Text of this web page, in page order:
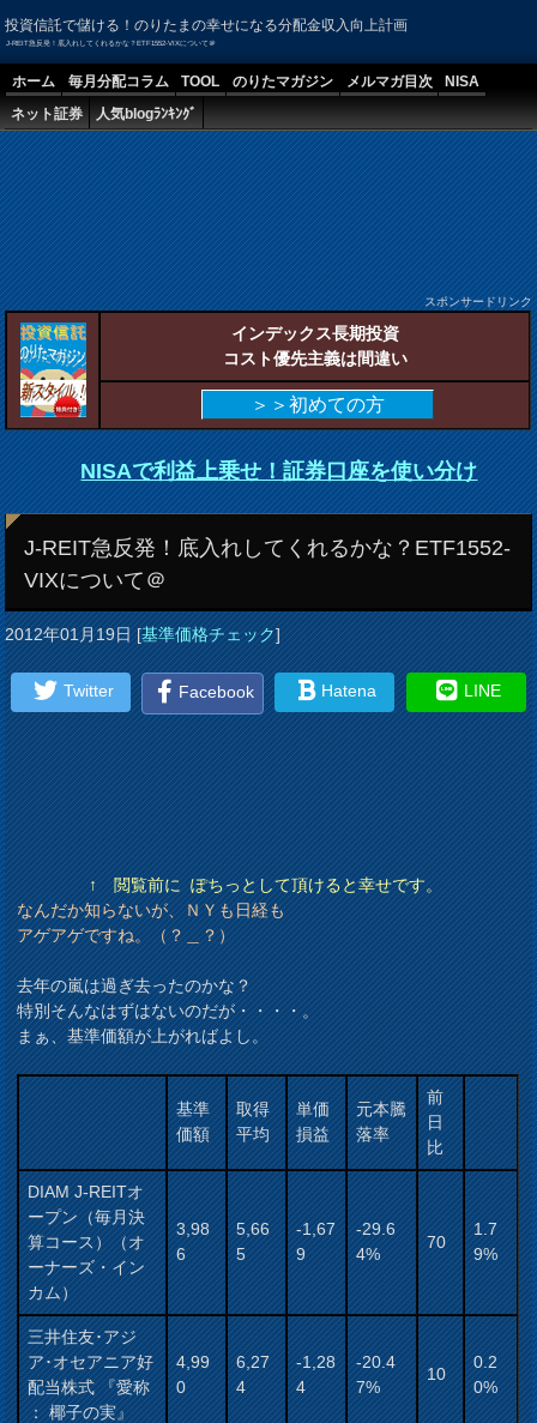
投資信託で儲ける！のりたまの幸せになる分配金収入向上計画
J-REIT急反発！底入れしてくれるかな？ETF1552-VIXについて＠
ホーム 毎月分配コラム TOOL のりたマガジン メルマガ目次
NISA
ネット証券
人気blogﾗﾝｷﾝｸﾞ
スポンサードリンク
インデックス長期投資
コスト優先主義は間違い
＞＞初めての方
NISAで利益上乗せ！証券口座を使い分け
J-REIT急反発！底入れしてくれるかな？ETF1552-
VIXについて＠
2012年01月19日[基準価格チェック]
Twitter Facebook Hatena LINE
↑ 閲覧前に ぽちっとして頂けると幸せです。
なんだか知らないが、ＮＹも日経も
アゲアゲですね。（？＿？）
去年の嵐は過ぎ去ったのかな？
特別そんなはずはないのだが・・・・。
まぁ、基準価額が上がればよし。
基準
価額
取得
平均
単価
損益
元本騰
落率
前
日
比
DIAM J-REITオ
ープン（毎月決
算コース）（オ
ーナーズ・イン
カム）
3,98
6
5,66
5
-1,67
9
-29.6
4%
70
1.7
9%
三井住友･アジ
ア･オセアニア好
配当株式 『愛称
： 椰子の実』
4,99
0
6,27
4
-1,28
4
-20.4
7%
10
0.2
0%